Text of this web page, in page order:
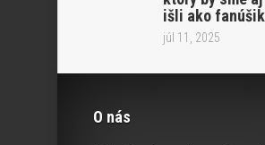
išli ako
júl 11, 2025
O nás